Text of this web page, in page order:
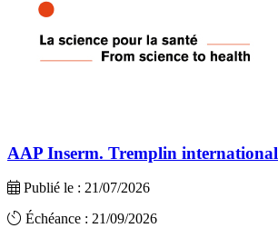
AAP Inserm. Tremplin international
Publié le : 21/07/2026
Échéance : 21/09/2026